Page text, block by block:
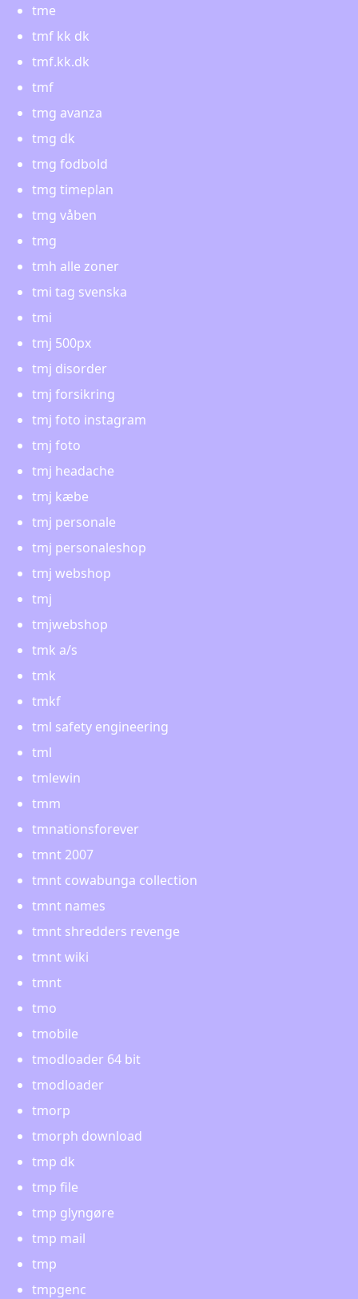
tme
tmf kk dk
tmf.kk.dk
tmf
tmg avanza
tmg dk
tmg fodbold
tmg timeplan
tmg våben
tmg
tmh alle zoner
tmi tag svenska
tmi
tmj 500px
tmj disorder
tmj forsikring
tmj foto instagram
tmj foto
tmj headache
tmj kæbe
tmj personale
tmj personaleshop
tmj webshop
tmj
tmjwebshop
tmk a/s
tmk
tmkf
tml safety engineering
tml
tmlewin
tmm
tmnationsforever
tmnt 2007
tmnt cowabunga collection
tmnt names
tmnt shredders revenge
tmnt wiki
tmnt
tmo
tmobile
tmodloader 64 bit
tmodloader
tmorp
tmorph download
tmp dk
tmp file
tmp glyngøre
tmp mail
tmp
tmpgenc